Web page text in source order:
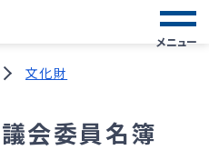
メニュー
文化財
会委員名簿